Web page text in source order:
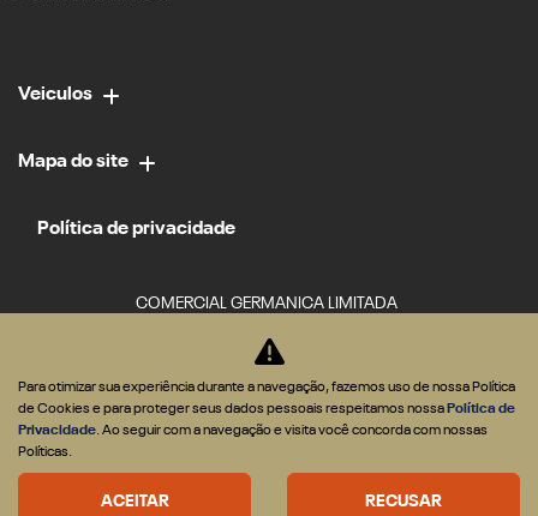
Veiculos
Mapa do site
Política de privacidade
COMERCIAL GERMANICA LIMITADA
CNPJ: 02.952.561/0034-84
Desacelere. Seu bem maior é a
Para otimizar sua experiência durante a navegação, fazemos uso de nossa Política
de Cookies e para proteger seus dados pessoais respeitamos nossa Política de
Privacidade. Ao seguir com a navegação e visita você concorda com nossas
Políticas.
ACEITAR RECUSAR